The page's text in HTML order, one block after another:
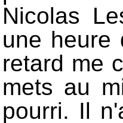
Nicolas
une heure
retard me
mets au
pourri. Il